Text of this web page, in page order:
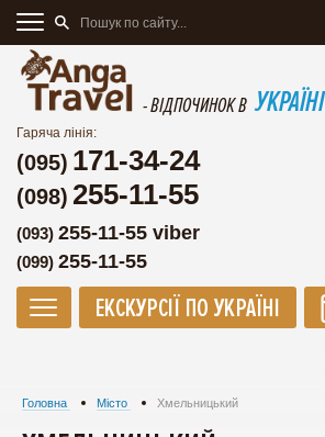
- ВІДПОЧИНОК В УКРАЇНІ
Гаряча лінія:
(095) 171-34-24
(098) 255-11-55
(093) 255-11-55 viber
(099) 255-11-55
ЕКСКУРСІЇ ПО УКРАЇНІ
Головна Місто Хмельницький